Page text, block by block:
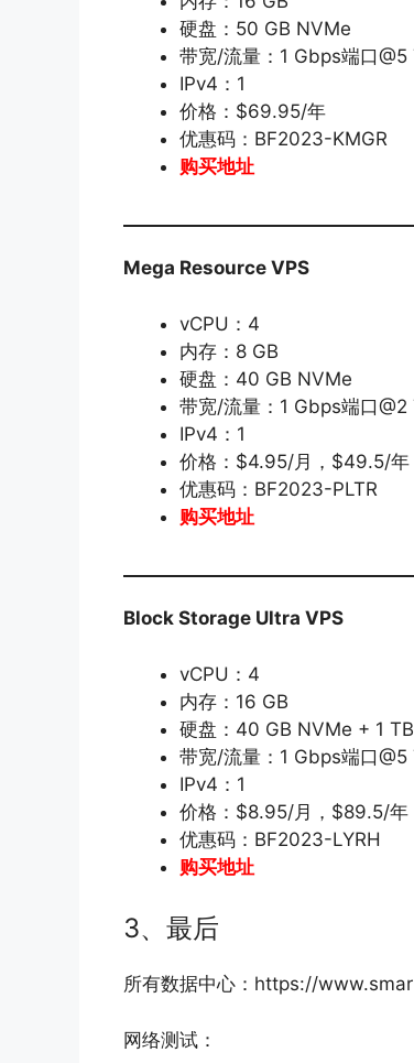
硬盘：50 GB NVMe
带宽/流量：1 Gbps端口@5
IPv4：1
价格：$69.95/年
优惠码：BF2023-KMGR
购买地址
Mega Resource VPS
vCPU：4
内存：8 GB
硬盘：40 GB NVMe
带宽/流量：1 Gbps端口@2
IPv4：1
价格：$4.95/月，$49.5/年
优惠码：BF2023-PLTR
购买地址
Block Storage Ultra VPS
vCPU：4
内存：16 GB
硬盘：40 GB NVMe + 1
带宽/流量：1 Gbps端口@5
IPv4：1
价格：$8.95/月，$89.5/年
优惠码：BF2023-LYRH
购买地址
3、最后
所有数据中心：https://
网络测试：